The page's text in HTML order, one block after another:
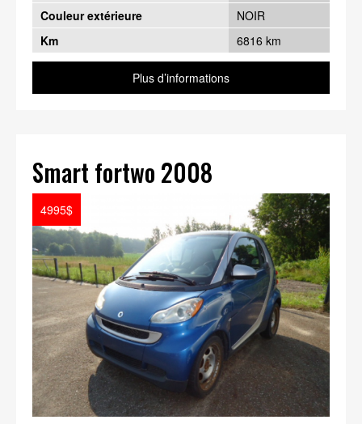
Couleur extérieure
NOIR
Km
6816 km
Plus d’informations
Smart fortwo 2008
4995$